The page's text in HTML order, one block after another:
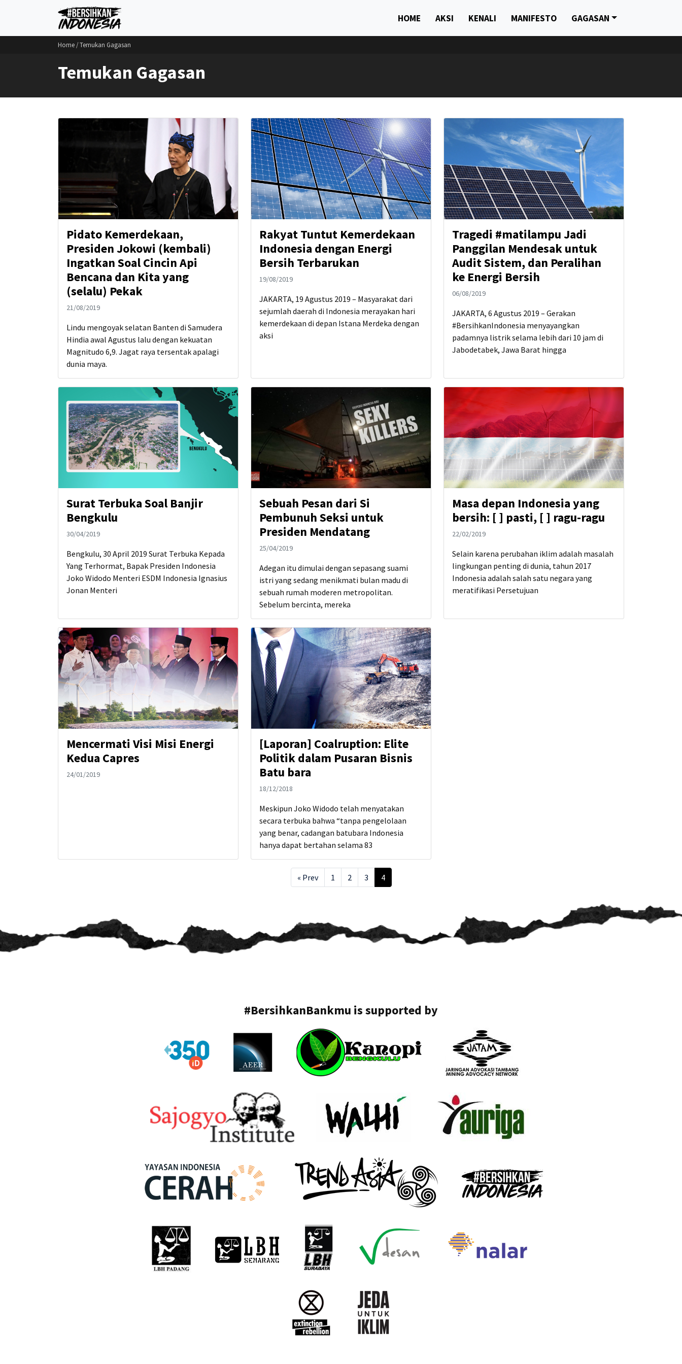
HOME AKSI KENALI MANIFESTO GAGASAN
Home / Temukan Gagasan
Temukan Gagasan
Pidato Kemerdekaan,
Presiden Jokowi (kembali)
Ingatkan Soal Cincin Api
Bencana dan Kita yang
(selalu) Pekak
21/08/2019
Lindu mengoyak selatan Banten di Samudera
Hindia awal Agustus lalu dengan kekuatan
Magnitudo 6,9. Jagat raya tersentak apalagi
dunia maya.
Rakyat Tuntut Kemerdekaan
Indonesia dengan Energi
Bersih Terbarukan
19/08/2019
JAKARTA, 19 Agustus 2019 – Masyarakat dari
sejumlah daerah di Indonesia merayakan hari
kemerdekaan di depan Istana Merdeka dengan
aksi
Tragedi #matilampu Jadi
Panggilan Mendesak untuk
Audit Sistem, dan Peralihan
ke Energi Bersih
06/08/2019
JAKARTA, 6 Agustus 2019 – Gerakan
#BersihkanIndonesia menyayangkan
padamnya listrik selama lebih dari 10 jam di
Jabodetabek, Jawa Barat hingga
Surat Terbuka Soal Banjir
Bengkulu
30/04/2019
Bengkulu, 30 April 2019 Surat Terbuka Kepada
Yang Terhormat, Bapak Presiden Indonesia
Joko Widodo Menteri ESDM Indonesia Ignasius
Jonan Menteri
Sebuah Pesan dari Si
Pembunuh Seksi untuk
Presiden Mendatang
25/04/2019
Adegan itu dimulai dengan sepasang suami
istri yang sedang menikmati bulan madu di
sebuah rumah moderen metropolitan.
Sebelum bercinta, mereka
Masa depan Indonesia yang
bersih: [ ] pasti, [ ] ragu-ragu
22/02/2019
Selain karena perubahan iklim adalah masalah
lingkungan penting di dunia, tahun 2017
Indonesia adalah salah satu negara yang
meratifikasi Persetujuan
Mencermati Visi Misi Energi
Kedua Capres
24/01/2019
[Laporan] Coalruption: Elite
Politik dalam Pusaran Bisnis
Batu bara
18/12/2018
Meskipun Joko Widodo telah menyatakan
secara terbuka bahwa “tanpa pengelolaan
yang benar, cadangan batubara Indonesia
hanya dapat bertahan selama 83
« Prev 1 2 3 4
#BersihkanBankmu is supported by